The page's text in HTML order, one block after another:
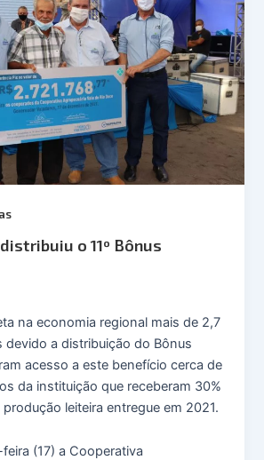
o 11º Bônus
na economia regional mais de 2,7
devido a distribuição do Bônus
acesso a este benefício cerca de
da instituição que receberam 30%
leiteira entregue em 2021.
(17) a Cooperativa